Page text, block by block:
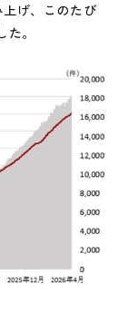
げ、このたび
。